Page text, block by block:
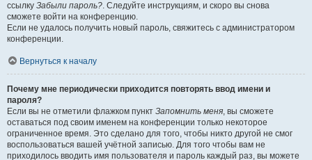
ссылку Забыли пароль?. Следуйте инструкциям, и скоро вы снова
сможете войти на конференцию.
Если не удалось получить новый пароль, свяжитесь с администратором
конференции.
Вернуться к началу
Почему мне периодически приходится повторять ввод имени и
пароля?
Если вы не отметили флажком пункт Запомнить меня, вы сможете
оставаться под своим именем на конференции только некоторое
ограниченное время. Это сделано для того, чтобы никто другой не смог
воспользоваться вашей учётной записью. Для того чтобы вам не
приходилось вводить имя пользователя и пароль каждый раз, вы можете